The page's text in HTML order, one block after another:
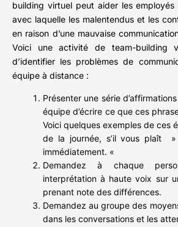
building virtuel peut aider les
avec laquelle les malentendus et les
en raison d’une mauvaise
Voici une activité de team-building
d’identifier les problèmes de
équipe à distance :
Présenter une série
équipe d’écrire ce que ces
Voici quelques exemples de ces
de la journée, s’il vous plaît
immédiatement. «
Demandez à chaque
interprétation à haute voix sur
prenant note des différences.
Demandez au groupe des
dans les conversations et les